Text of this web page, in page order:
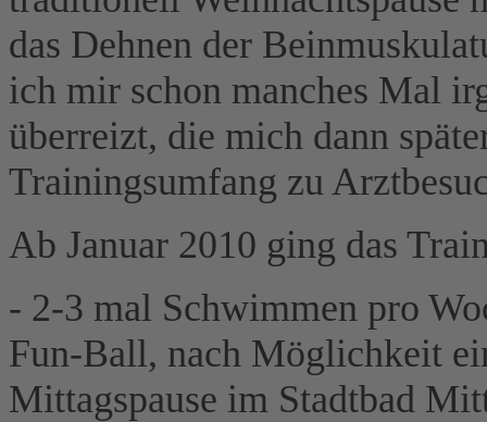
das Dehnen der
ich mir schon manches Mal
überreizt, die mich dann
Trainingsumfang zu
Ab Januar 2010 ging das
- 2-3 mal Schwimmen pro
Fun-Ball, nach Möglichkeit
Mittagspause im Stadtbad